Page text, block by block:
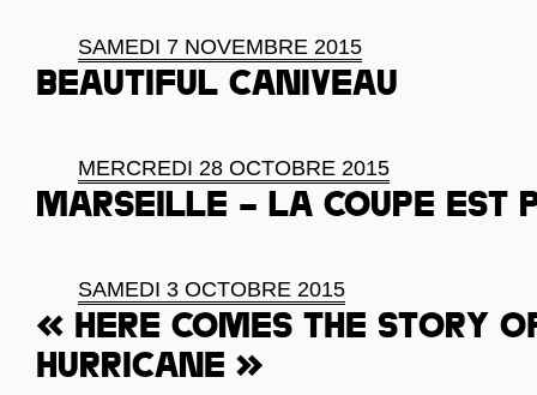
SAMEDI 7 NOVEMBRE 2015
Beautiful caniveau
MERCREDI 28 OCTOBRE 2015
Marseille – la coupe est
SAMEDI 3 OCTOBRE 2015
« Here comes the story
Hurricane »